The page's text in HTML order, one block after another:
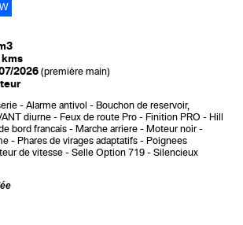
kms
2026 (première main)
Alarme antivol
Bouchon de reservoir,
diurne Feux de route Pro Finition PRO
Hill
bord francais Marche arriere
Moteur noir
Phares de virages adaptatifs
Poignees
de vitesse Selle Option 719
Silencieux